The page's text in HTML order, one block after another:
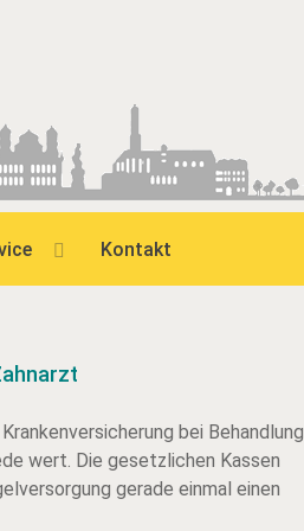
Kontakt
bei Behandlung
wert. Die gesetzlichen Kassen
gerade einmal einen